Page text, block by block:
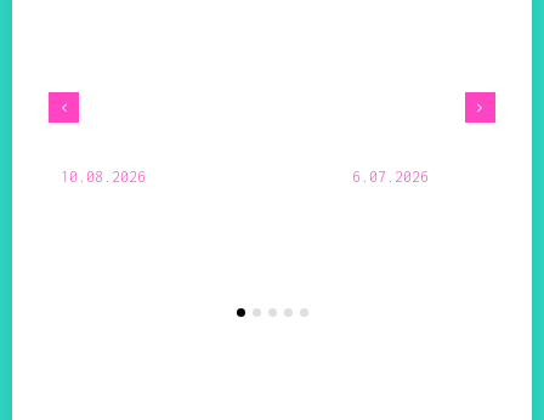
10.08.2026 6.07.2026